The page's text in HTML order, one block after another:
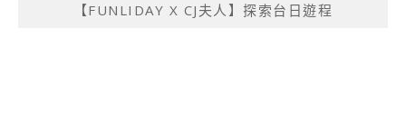
【FUNLIDAY X CJ夫人】探索台日遊程